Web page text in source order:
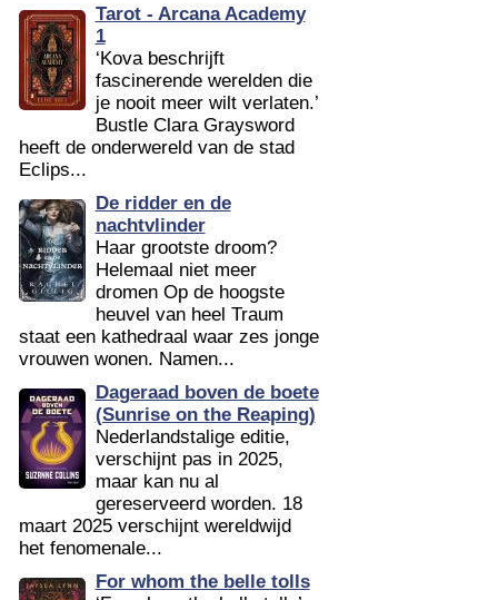
Tarot - Arcana Academy
1
‘Kova beschrijft
fascinerende werelden die
je nooit meer wilt verlaten.’
Bustle Clara Graysword
heeft de onderwereld van de stad
Eclips...
De ridder en de
nachtvlinder
Haar grootste droom?
Helemaal niet meer
dromen Op de hoogste
heuvel van heel Traum
staat een kathedraal waar zes jonge
vrouwen wonen. Namen...
Dageraad boven de boete
(Sunrise on the Reaping)
Nederlandstalige editie,
verschijnt pas in 2025,
maar kan nu al
gereserveerd worden. 18
maart 2025 verschijnt wereldwijd
het fenomenale...
For whom the belle tolls